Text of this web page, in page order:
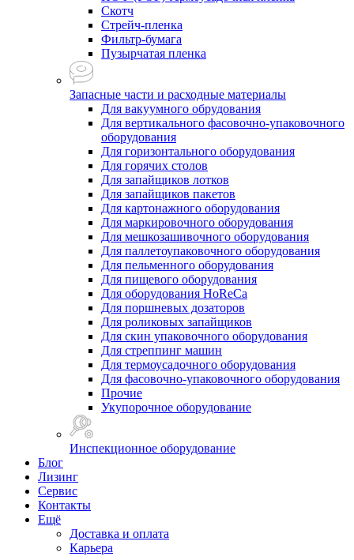
Скотч
Стрейч-пленка
Фильтр-бумага
Пузырчатая пленка
Запасные части и расходные материалы
Для вакуумного обрудования
Для вертикального фасовочно-упаковочного
оборудования
Для горизонтального оборудования
Для горячих столов
Для запайщиков лотков
Для запайщиков пакетов
Для картонажного оборудования
Для маркировочного оборудования
Для мешкозашивочного оборудования
Для паллетоупаковочного оборудования
Для пельменного оборудования
Для пищевого оборудования
Для оборудования HoReCa
Для поршневых дозаторов
Для роликовых запайщиков
Для скин упаковочного оборудования
Для стреппинг машин
Для термоусадочного оборудования
Для фасовочно-упаковочного оборудования
Прочие
Укупорочное оборудование
Инспекционное оборудование
Блог
Лизинг
Сервис
Контакты
Ещё
Доставка и оплата
Карьера